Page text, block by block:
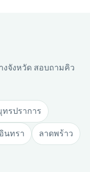
จังหวัด สอบถามคิว
ทรปราการ
นทรา ลาดพร้าว